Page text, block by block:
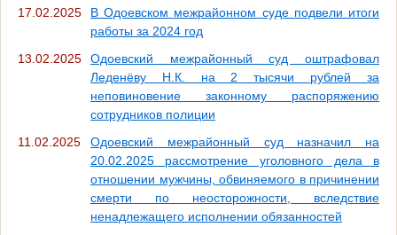
17.02.2025
В Одоевском межрайонном суде подвели итоги
работы за 2024 год
13.02.2025
Одоевский межрайонный суд оштрафовал
Леденёву Н.К. на 2 тысячи рублей за
неповиновение законному распоряжению
сотрудников полиции
11.02.2025
Одоевский межрайонный суд назначил на
20.02.2025 рассмотрение уголовного дела в
отношении мужчины, обвиняемого в причинении
смерти по неосторожности, вследствие
ненадлежащего исполнении обязанностей